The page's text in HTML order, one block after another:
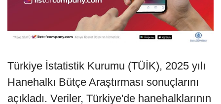
Türkiye İstatistik Kurumu (TÜİK), 2025 yılı
Hanehalkı Bütçe Araştırması sonuçlarını
açıkladı. Veriler, Türkiye'de hanehalklarının